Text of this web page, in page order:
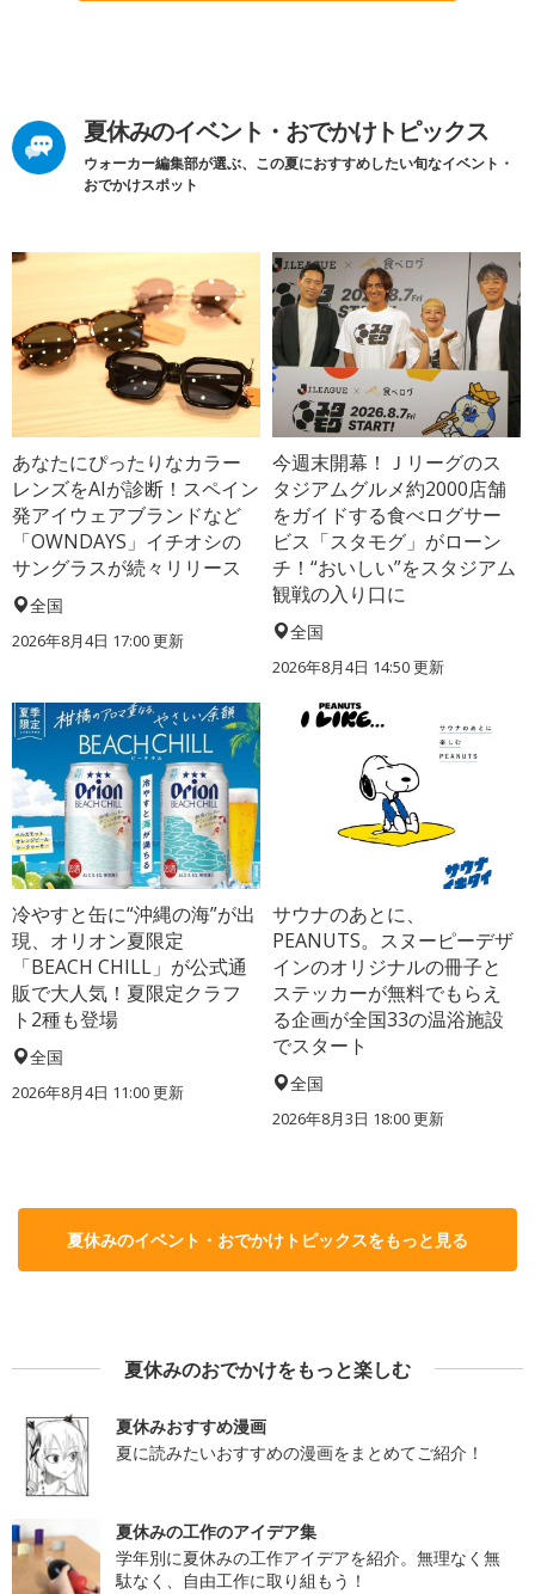
夏休みのイベント・おでかけトピックス
ウォーカー編集部が選ぶ、この夏におすすめしたい旬なイベント・
おでかけスポット
あなたにぴったりなカラー
レンズをAIが診断！スペイン
発アイウェアブランドなど
「OWNDAYS」イチオシの
サングラスが続々リリース
全国
2026年8月4日 17:00更新
今週末開幕！Ｊリーグのス
タジアムグルメ約2000店舗
をガイドする食べログサー
ビス「スタモグ」がローン
チ！“おいしい”をスタジアム
観戦の入り口に
全国
2026年8月4日 14:50更新
冷やすと缶に“沖縄の海”が出
現、オリオン夏限定
「BEACH CHILL」が公式通
販で大人気！夏限定クラフ
ト2種も登場
全国
2026年8月4日 11:00更新
サウナのあとに、
PEANUTS。スヌーピーデザ
インのオリジナルの冊子と
ステッカーが無料でもらえ
る企画が全国33の温浴施設
でスタート
全国
2026年8月3日 18:00更新
夏休みのイベント・おでかけトピックスをもっと見る
夏休みのおでかけをもっと楽しむ
夏休みおすすめ漫画
夏に読みたいおすすめの漫画をまとめてご紹介！
夏休みの工作のアイデア集
学年別に夏休みの工作アイデアを紹介。無理なく無
駄なく、自由工作に取り組もう！